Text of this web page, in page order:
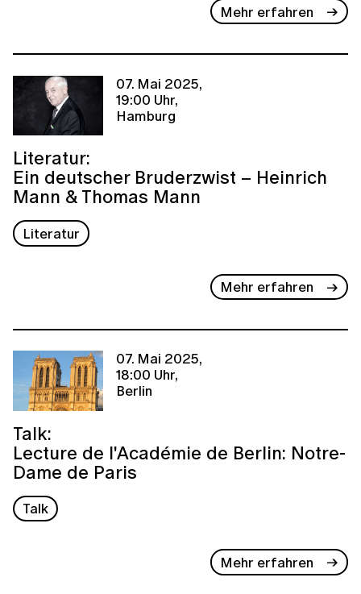
Mehr erfahren
07. Mai 2025,
19:00 Uhr,
Hamburg
Literatur:
Ein deutscher Bruderzwist – Heinrich
Mann & Thomas Mann
Literatur
Mehr erfahren
07. Mai 2025,
18:00 Uhr,
Berlin
Talk:
Lecture de l'Académie de Berlin: Notre-
Dame de Paris
Talk
Mehr erfahren